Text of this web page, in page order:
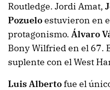
Routledge. Jordi Amat,
Pozueloestuvieron en
protagonismo. Álvaro
Bony Wilfried en el 67.
suplente con el West
Luis Albertofue el